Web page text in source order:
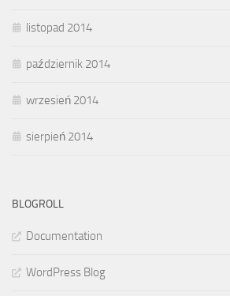
listopad 2014
październik 2014
wrzesień 2014
sierpień 2014
BLOGROLL
Documentation
WordPress Blog